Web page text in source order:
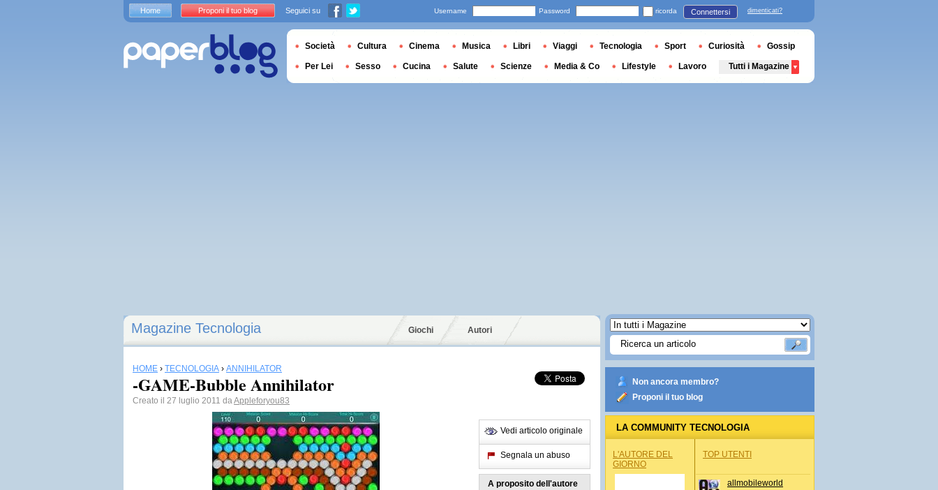
Magazine Tecnologia Giochi Autori
HOME › TECNOLOGIA › ANNIHILATOR
-GAME-Bubble Annihilator
Creato il 27 luglio 2011 daAppleforyou83
Vedi articolo originale
Segnala un abuso
A proposito dell'autore
Non ancora membro?
Proponi il tuo blog
LA COMMUNITY TECNOLOGIA
L'AUTORE DEL
GIORNO
TOP UTENTI
allmobileworld
Home Proponi il tuo blog Seguici su Username Password ricorda Connettersi dimenticati?
Società Cultura Cinema Musica Libri Viaggi Tecnologia Sport Curiosità Gossip
Per Lei Sesso Cucina Salute Scienze Media & Co Lifestyle Lavoro Tutti i Magazine